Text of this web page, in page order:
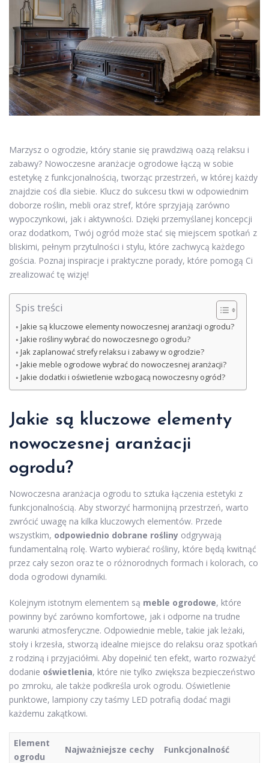
Marzysz o ogrodzie, który stanie się prawdziwą oazą relaksu i
zabawy? Nowoczesne aranżacje ogrodowe łączą w sobie
estetykę z funkcjonalnością, tworząc przestrzeń, w której każdy
znajdzie coś dla siebie. Klucz do sukcesu tkwi w odpowiednim
doborze roślin, mebli oraz stref, które sprzyjają zarówno
wypoczynkowi, jak i aktywności. Dzięki przemyślanej koncepcji
oraz dodatkom, Twój ogród może stać się miejscem spotkań z
bliskimi, pełnym przytulności i stylu, które zachwycą każdego
gościa. Poznaj inspiracje i praktyczne porady, które pomogą Ci
zrealizować tę wizję!
Spis treści
Jakie są kluczowe elementy nowoczesnej aranżacji ogrodu?
Jakie rośliny wybrać do nowoczesnego ogrodu?
Jak zaplanować strefy relaksu i zabawy w ogrodzie?
Jakie meble ogrodowe wybrać do nowoczesnej aranżacji?
Jakie dodatki i oświetlenie wzbogacą nowoczesny ogród?
Jakie są kluczowe elementy
nowoczesnej aranżacji
ogrodu?
Nowoczesna aranżacja ogrodu to sztuka łączenia estetyki z
funkcjonalnością. Aby stworzyć harmonijną przestrzeń, warto
zwrócić uwagę na kilka kluczowych elementów. Przede
wszystkim, odpowiednio dobrane rośliny odgrywają
fundamentalną rolę. Warto wybierać rośliny, które będą kwitnąć
przez cały sezon oraz te o różnorodnych formach i kolorach, co
doda ogrodowi dynamiki.
Kolejnym istotnym elementem są meble ogrodowe, które
powinny być zarówno komfortowe, jak i odporne na trudne
warunki atmosferyczne. Odpowiednie meble, takie jak leżaki,
stoły i krzesła, stworzą idealne miejsce do relaksu oraz spotkań
z rodziną i przyjaciółmi. Aby dopełnić ten efekt, warto rozważyć
dodanie oświetlenia, które nie tylko zwiększa bezpieczeństwo
po zmroku, ale także podkreśla urok ogrodu. Oświetlenie
punktowe, lampiony czy taśmy LED potrafią dodać magii
każdemu zakątkowi.
Element
ogrodu
Najważniejsze cechy Funkcjonalność